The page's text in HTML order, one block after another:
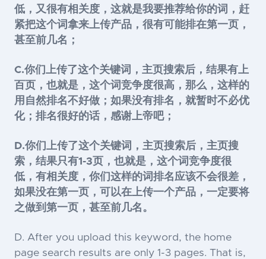
低 ，又很有相关度，这就是我要推荐给你的词，赶
紧把这个词拿来上传产品，很有可能排在第一页，
甚至前几名；
C.你们上传了这个关键词，主页搜索后，结果有上
百页，也就是，这个词竞争度很高，那么，这样的
用自然排名不好做；如果没有排名，就暂时不必优
化；排名很好的话，感谢上帝吧；
D.你们上传了这个关键词，主页搜索后，主页搜
索，结果只有1-3页，也就是，这个词竞争度很
低，有相关度，你们这样的词排名应该不会很差，
如果没在第一页，可以在上传一个产品，一定要将
之做到第一页，甚至前几名。
D. After you upload this keyword, the home
page search results are only 1-3 pages. That is,